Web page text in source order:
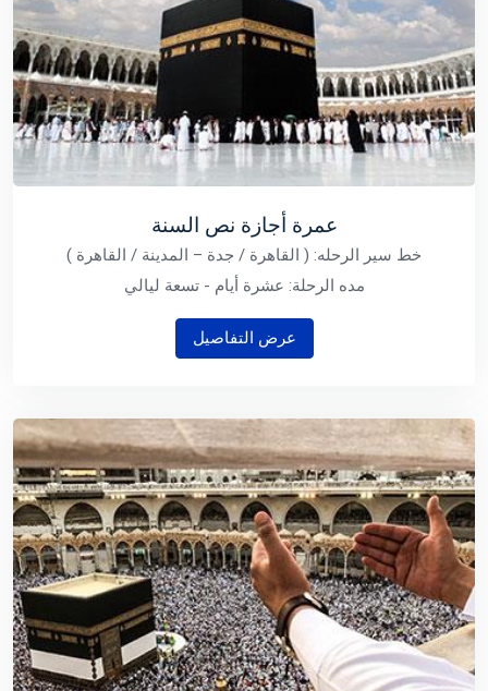
عمرة أجازة نص السنة
خط سير الرحله: ( القاهرة / جدة – المدينة / القاهرة )
مده الرحلة: عشرة أيام - تسعة ليالي
عرض التفاصيل